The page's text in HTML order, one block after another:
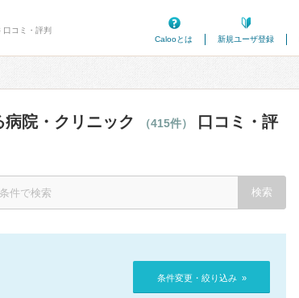
コミ・評判
Calooとは
新規ユーザ登録
院・クリニック （415件）
口コミ・評
条件変更・絞り込み »